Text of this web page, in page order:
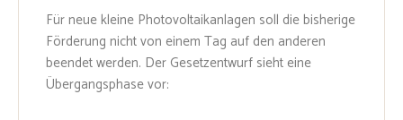
Für neue kleine Photovoltaikanlagen soll die bisherige
Förderung nicht von einem Tag auf den anderen
beendet werden. Der Gesetzentwurf sieht eine
Übergangsphase vor: